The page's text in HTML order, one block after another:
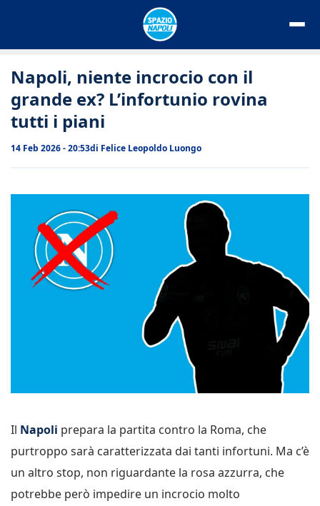
Napoli, niente incrocio con il
grande ex? L’infortunio rovina
tutti i piani
14 Feb 2026 - 20:53di Felice Leopoldo Luongo
Il Napoli prepara la partita contro la Roma, che
purtroppo sarà caratterizzata dai tanti infortuni. Ma c’è
un altro stop, non riguardante la rosa azzurra, che
potrebbe però impedire un incrocio molto